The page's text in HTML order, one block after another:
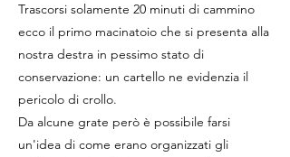
Trascorsi solamente 20 minuti di cammino
ecco il primo macinatoio che si presenta alla
nostra destra in pessimo stato di
conservazione: un cartello ne evidenzia il
pericolo di crollo.
Da alcune grate però è possibile farsi
un'idea di come erano organizzati gli